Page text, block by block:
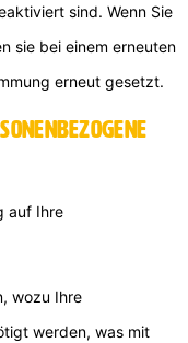
sind. Wenn Sie
sie bei einem erneuten
erneut gesetzt.
auf Ihre
wozu Ihre
werden, was mit